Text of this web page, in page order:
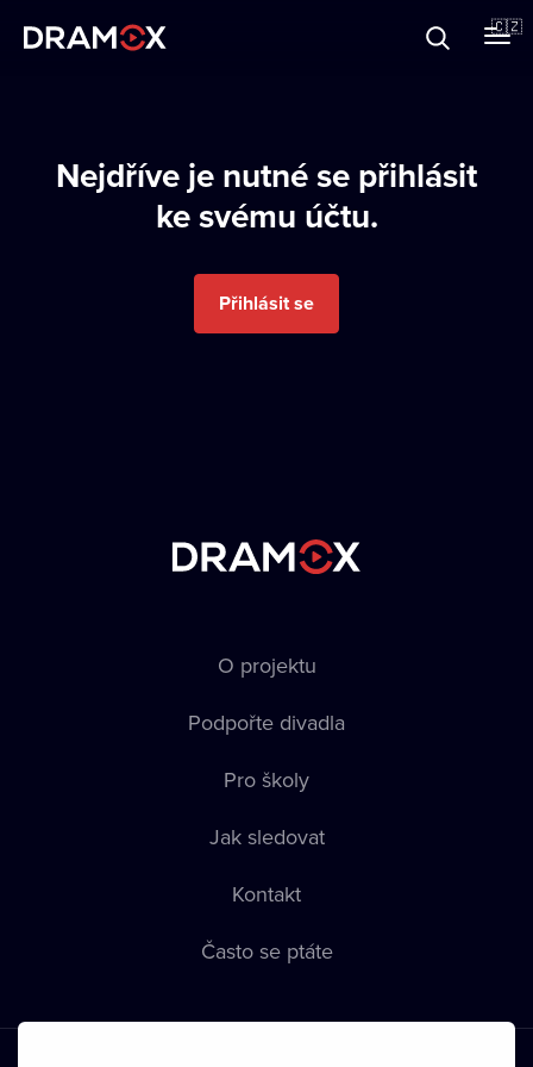
🇨🇿
Registrujte se
Nejdříve je nutné se přihlásit
ke svému účtu.
Přihlásit se
O projektu
Podpořte divadla
Pro školy
Jak sledovat
Kontakt
Často se ptáte